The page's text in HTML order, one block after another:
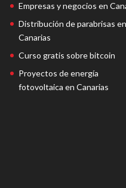
Empresas y negocios en
Distribución de parabrisas en
Canarias
Curso gratis sobre bitcoin
Proyectos de energía
fotovoltaica en Canarias